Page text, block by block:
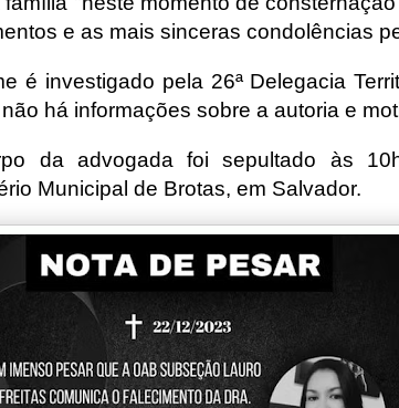
e as mais sinceras condolências
é investigado pela 26ª Delegacia
há informações sobre a autoria e
da advogada foi sepultado às
Municipal de Brotas, em Salvador.